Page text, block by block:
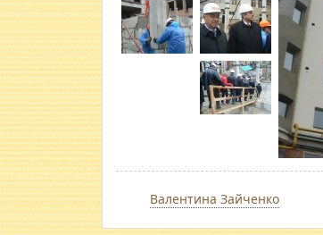
Валентина Зайченко